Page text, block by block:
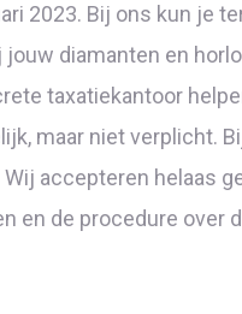
2023. Bij ons kun je
jouw diamanten en
taxatiekantoor
maar niet verplicht.
accepteren helaas
en de procedure over